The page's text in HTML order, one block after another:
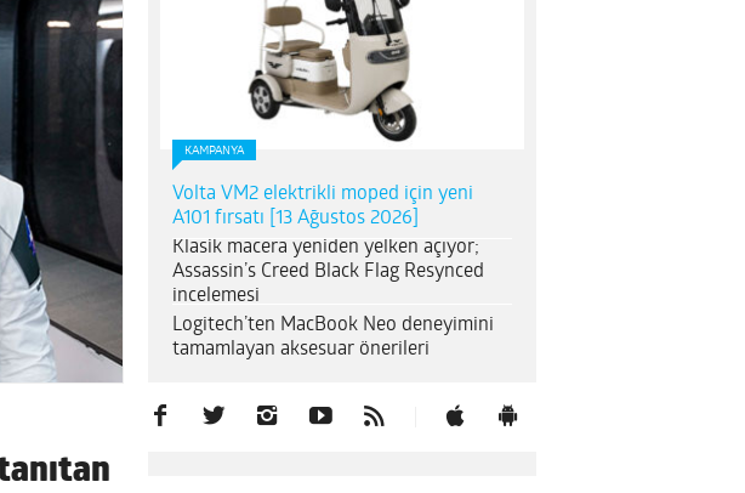
KAMPANYA
Volta VM2 elektrikli moped için yeni
A101 fırsatı [13 Ağustos 2026]
Klasik macera yeniden yelken açıyor;
Assassin’s Creed Black Flag Resynced
incelemesi
Logitech’ten MacBook Neo deneyimini
tamamlayan aksesuar önerileri